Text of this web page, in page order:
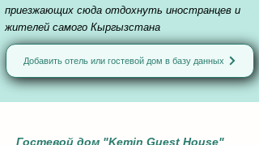
приезжающих сюда отдохнуть иностранцев и
жителей самого Кыргызстана
Добавить отель или гостевой дом в базу данных
Гостевой дом "Kemin Guest House"